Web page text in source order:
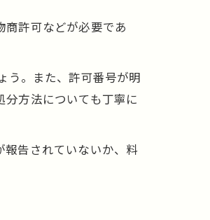
許可などが必要であ
う。また、許可番号が明
方法についても丁寧に
報告されていないか、料